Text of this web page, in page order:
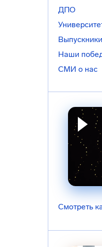
ДПО
Выпускники
Наши
СМИ о нас
Смотреть